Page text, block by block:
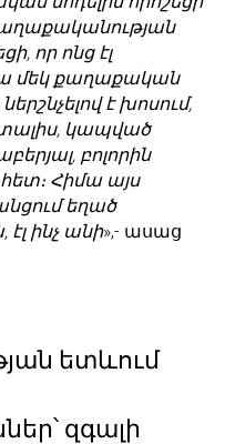
որ ոնց էլ
մեկ քաղաքական
է խոսում,
տալիս, կապված
բոլորին
Հիմա այս
եղած
ինչ անի»,- ասաց
ետևում
զգալի